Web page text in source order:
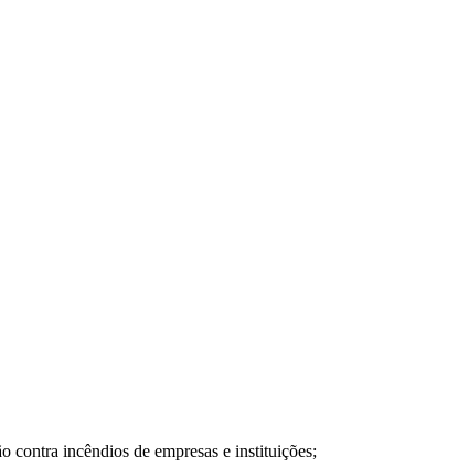
contra incêndios de empresas e instituições;